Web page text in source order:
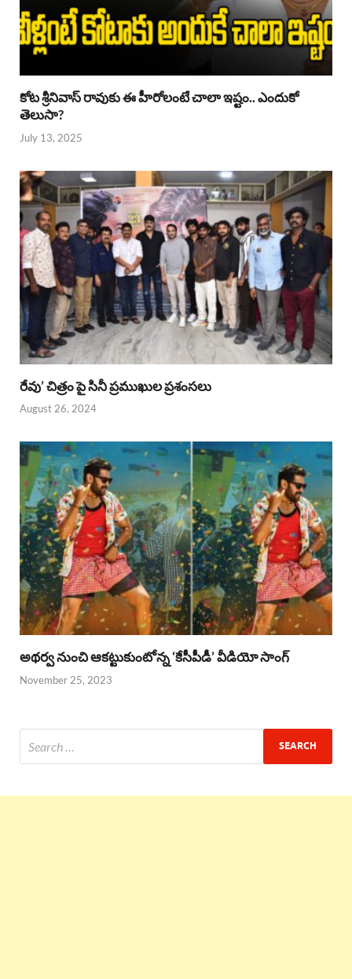
కోట శ్రీనివాస్ రావుకు ఈ హీరోలంటే చాలా ఇష్టం.. ఎందుకో
తెలుసా?
July 13, 2025
రేవు’ చిత్రం పై సినీ ప్రముఖుల ప్రశంసలు
August 26, 2024
అథర్వ నుంచి ఆకట్టుకుంటోన్న ‘కేసీపీడీ’ వీడియో సాంగ్
November 25, 2023